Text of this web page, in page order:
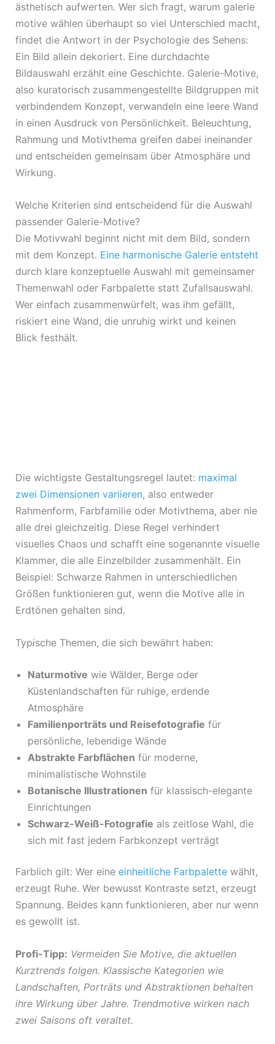
ästhetisch aufwerten. Wer sich fragt, warum galerie
motive wählen überhaupt so viel Unterschied macht,
findet die Antwort in der Psychologie des Sehens:
Ein Bild allein dekoriert. Eine durchdachte
Bildauswahl erzählt eine Geschichte. Galerie-Motive,
also kuratorisch zusammengestellte Bildgruppen mit
verbindendem Konzept, verwandeln eine leere Wand
in einen Ausdruck von Persönlichkeit. Beleuchtung,
Rahmung und Motivthema greifen dabei ineinander
und entscheiden gemeinsam über Atmosphäre und
Wirkung.
Welche Kriterien sind entscheidend für die Auswahl
passender Galerie-Motive?
Die Motivwahl beginnt nicht mit dem Bild, sondern
mit dem Konzept. Eine harmonische Galerie entsteht
durch klare konzeptuelle Auswahl mit gemeinsamer
Themenwahl oder Farbpalette statt Zufallsauswahl.
Wer einfach zusammenwürfelt, was ihm gefällt,
riskiert eine Wand, die unruhig wirkt und keinen
Blick festhält.
Die wichtigste Gestaltungsregel lautet: maximal
zwei Dimensionen variieren, also entweder
Rahmenform, Farbfamilie oder Motivthema, aber nie
alle drei gleichzeitig. Diese Regel verhindert
visuelles Chaos und schafft eine sogenannte visuelle
Klammer, die alle Einzelbilder zusammenhält. Ein
Beispiel: Schwarze Rahmen in unterschiedlichen
Größen funktionieren gut, wenn die Motive alle in
Erdtönen gehalten sind.
Typische Themen, die sich bewährt haben:
Naturmotive wie Wälder, Berge oder
Küstenlandschaften für ruhige, erdende
Atmosphäre
Familienporträts und Reisefotografie für
persönliche, lebendige Wände
Abstrakte Farbflächen für moderne,
minimalistische Wohnstile
Botanische Illustrationen für klassisch-elegante
Einrichtungen
Schwarz-Weiß-Fotografie als zeitlose Wahl, die
sich mit fast jedem Farbkonzept verträgt
Farblich gilt: Wer eine einheitliche Farbpalettewählt,
erzeugt Ruhe. Wer bewusst Kontraste setzt, erzeugt
Spannung. Beides kann funktionieren, aber nur wenn
es gewollt ist.
Profi-Tipp: Vermeiden Sie Motive, die aktuellen
Kurztrends folgen. Klassische Kategorien wie
Landschaften, Porträts und Abstraktionen behalten
ihre Wirkung über Jahre. Trendmotive wirken nach
zwei Saisons oft veraltet.